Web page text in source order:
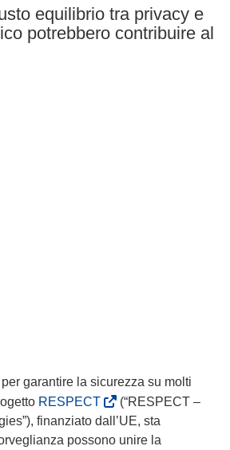
equilibrio tra privacy e
potrebbero contribuire al
garantire la sicurezza su molti
RESPECT(
s
i
(“RESPECT –
finanziato dall’UE, sta
possono unire la